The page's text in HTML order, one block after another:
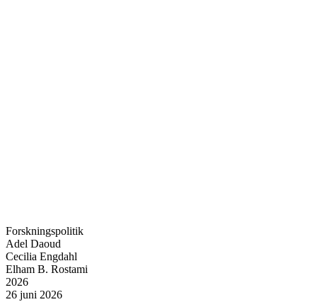
Forskningspolitik
Adel Daoud
Cecilia Engdahl
Elham B. Rostami
2026
26 juni 2026